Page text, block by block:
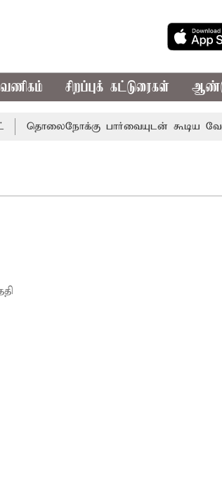
வணிகம் சிறப்புக் கட்டுரைகள்
தொலைநோக்கு பார்வையுடன் கூடிய